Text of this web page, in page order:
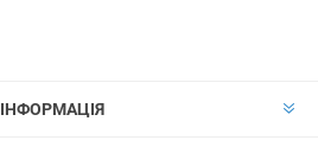
ІНФОРМАЦІЯ